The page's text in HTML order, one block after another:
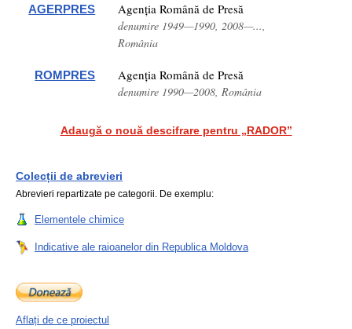
AGERPRES Agenția Română de Presă
denumire 1949—1990, 2008—...,
România
ROMPRES Agenția Română de Presă
denumire 1990—2008, România
Adaugă o nouă descifrare pentru „RADOR”
Colecții de abrevieri
Abrevieri repartizate pe categorii. De exemplu:
Elementele chimice
Indicative ale raioanelor din Republica Moldova
Aflați de ce proiectul